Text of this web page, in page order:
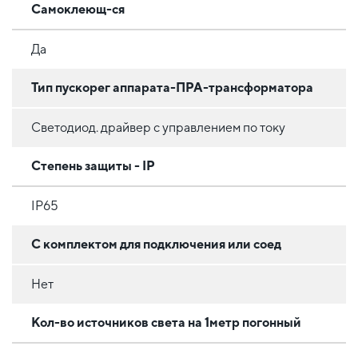
Самоклеющ-ся
Да
Тип пускорег аппарата-ПРА-трансформатора
Светодиод. драйвер с управлением по току
Степень защиты - IP
IP65
С комплектом для подключения или соед
Нет
Кол-во источников света на 1метр погонный